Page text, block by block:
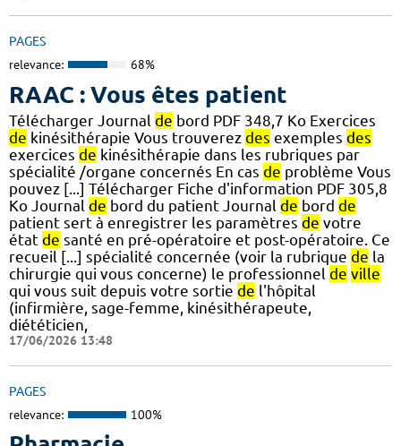
PAGES
relevance: 68%
RAAC : Vous êtes patient
Télécharger Journal de bord PDF 348,7 Ko Exercices
de kinésithérapie Vous trouverez des exemples des
exercices de kinésithérapie dans les rubriques par
spécialité /organe concernés En cas de problème Vous
pouvez [...] Télécharger Fiche d'information PDF 305,8
Ko Journal de bord du patient Journal de bord de
patient sert à enregistrer les paramètres de votre
état de santé en pré-opératoire et post-opératoire. Ce
recueil [...] spécialité concernée (voir la rubrique de la
chirurgie qui vous concerne) le professionnel de ville
qui vous suit depuis votre sortie de l'hôpital
(infirmière, sage-femme, kinésithérapeute,
diététicien,
17/06/2026 13:48
PAGES
relevance: 100%